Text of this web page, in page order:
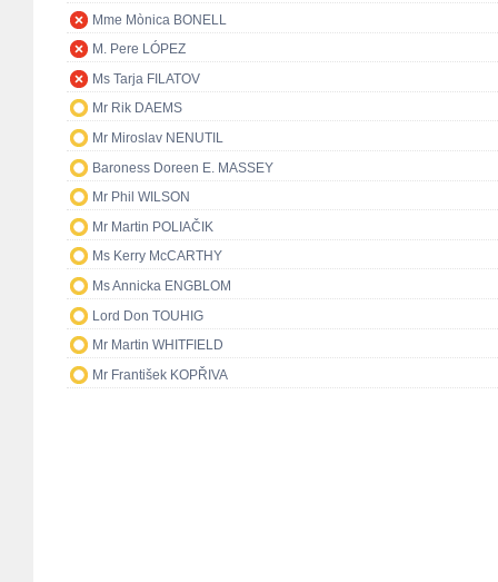
Mme Mònica BONELL
M. Pere LÓPEZ
Ms Tarja FILATOV
Mr Rik DAEMS
Mr Miroslav NENUTIL
Baroness Doreen E. MASSEY
Mr Phil WILSON
Mr Martin POLIAČIK
Ms Kerry McCARTHY
Ms Annicka ENGBLOM
Lord Don TOUHIG
Mr Martin WHITFIELD
Mr František KOPŘIVA